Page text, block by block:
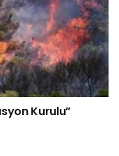
Kurulu”